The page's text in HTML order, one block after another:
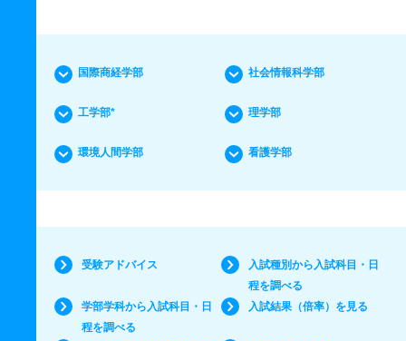
国際商経学部 社会情報科学部
工学部* 理学部
環境人間学部 看護学部
受験アドバイス
入試種別から入試科目・日
程を調べる
学部学科から入試科目・日
程を調べる
入試結果（倍率）を見る